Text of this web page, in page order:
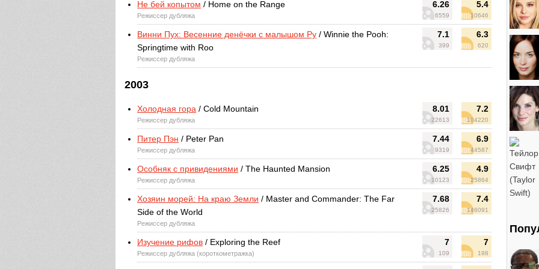
6.26
6559
5.4
10646
Не бей копытом / Home on the Range
Режиссер дубляжа
7.1
399
6.3
620
Винни Пух: Весенние денёчки с малышом Ру / Winnie the Pooh:
Springtime with Roo
Режиссер дубляжа
2003
8.01
22613
7.2
104220
Холодная гора / Cold Mountain
Режиссер дубляжа
7.44
9319
6.9
44587
Питер Пэн / Peter Pan
Режиссер дубляжа
6.25
10123
4.9
25864
Особняк с привидениями / The Haunted Mansion
Режиссер дубляжа
7.68
25826
7.4
146091
Хозяин морей: На краю Земли / Master and Commander: The Far
Side of the World
Режиссер дубляжа
7
109
7
198
Изучение рифов / Exploring the Reef
Режиссер дубляжа (короткометражка)